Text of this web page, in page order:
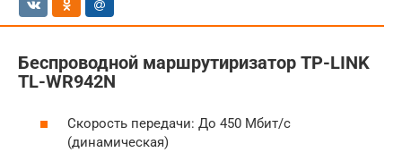
Беспроводной маршрутиризатор TP-LINK
TL-WR942N
Скороcть передачи: До 450 Мбит/с
(динамическая)